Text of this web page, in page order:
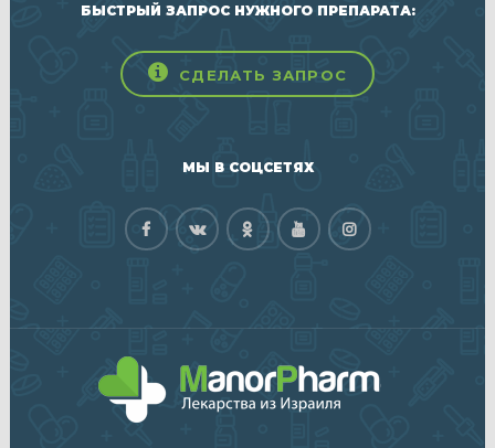
БЫСТРЫЙ ЗАПРОС НУЖНОГО ПРЕПАРАТА:
СДЕЛАТЬ ЗАПРОС
МЫ В СОЦСЕТЯХ